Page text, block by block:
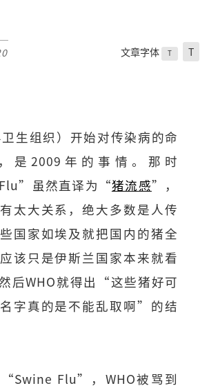
文章字体 T T
生组织）开始对传染病的命
是2009年的事情。那时
虽然直译为“猪流感”，
太大关系，绝大多数是人传
国家如埃及就把国内的猪全
该只是伊斯兰国家本来就看
后WHO就得出“这些猪好可
字真的是不能乱取啊”的结
Flu”，WHO被骂到